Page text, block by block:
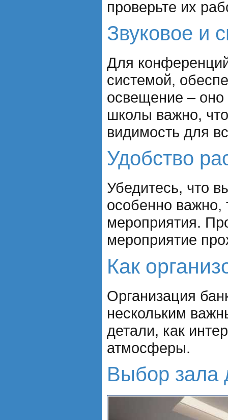
проверьте их
Звуковое и
Для
системой,
освещение – оно
школы важно,
видимость для
Удобство
Убедитесь, что
особенно важно,
мероприятия.
мероприятие
Как
Организация
нескольким
детали, как
атмосферы.
Выбор зала